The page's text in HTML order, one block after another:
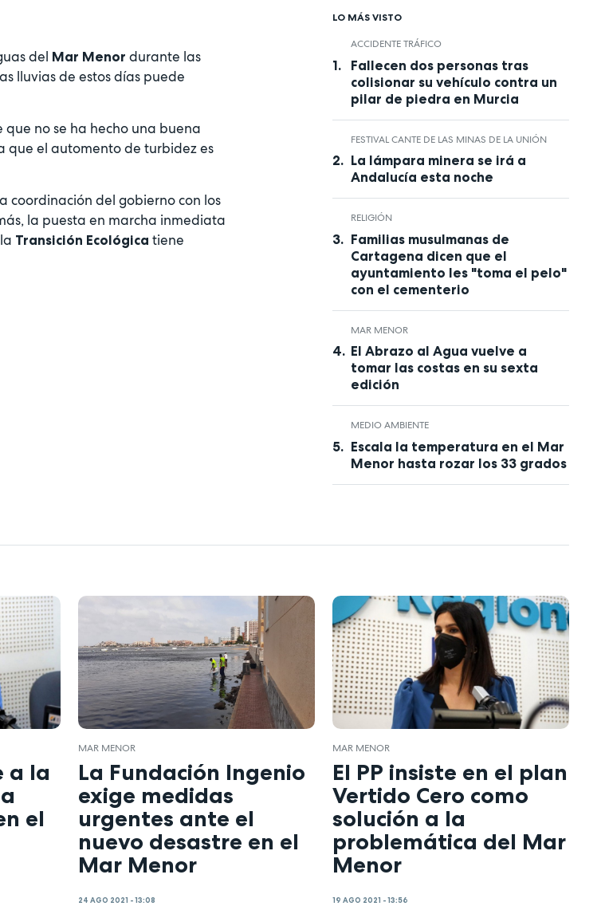
del Mar Menor durante las
lluvias de estos días puede
que no se ha hecho una buena
que el automento de turbidez es
coordinación del gobierno con los
la puesta en marcha inmediata
Transición Ecológica tiene
LO MÁS VISTO
ACCIDENTE TRÁFICO
Fallecen dos personas tras
colisionar su vehículo contra un
pilar de piedra en Murcia
FESTIVAL CANTE DE LAS MINAS DE LA UNIÓN
La lámpara minera se irá a
Andalucía esta noche
RELIGIÓN
Familias musulmanas de
Cartagena dicen que el
ayuntamiento les "toma el pelo"
con el cementerio
MAR MENOR
El Abrazo al Agua vuelve a
tomar las costas en su sexta
edición
MEDIO AMBIENTE
Escala la temperatura en el Mar
Menor hasta rozar los 33 grados
a la
el
MAR MENOR
La Fundación Ingenio
exige medidas
urgentes ante el
nuevo desastre en el
Mar Menor
24 AGO 2021 - 13:08
MAR MENOR
El PP insiste en el plan
Vertido Cero como
solución a la
problemática del Mar
Menor
19 AGO 2021 - 13:56